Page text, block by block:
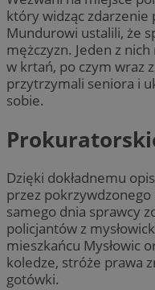
który widząc zdarzenie
Mundurowi ustalili, że
mężczyzn. Jeden z
w krtań, po czym wraz
przytrzymali seniora i
sobie.
Dzięki dokładnemu
przez pokrzywdzonego
samego dnia sprawcy
policjantów z
mieszkańcu Mysłowic
koledze, stróże prawa
gotówki.